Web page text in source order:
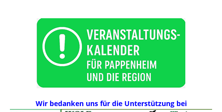
Wir bedanken uns für die Unterstützung bei